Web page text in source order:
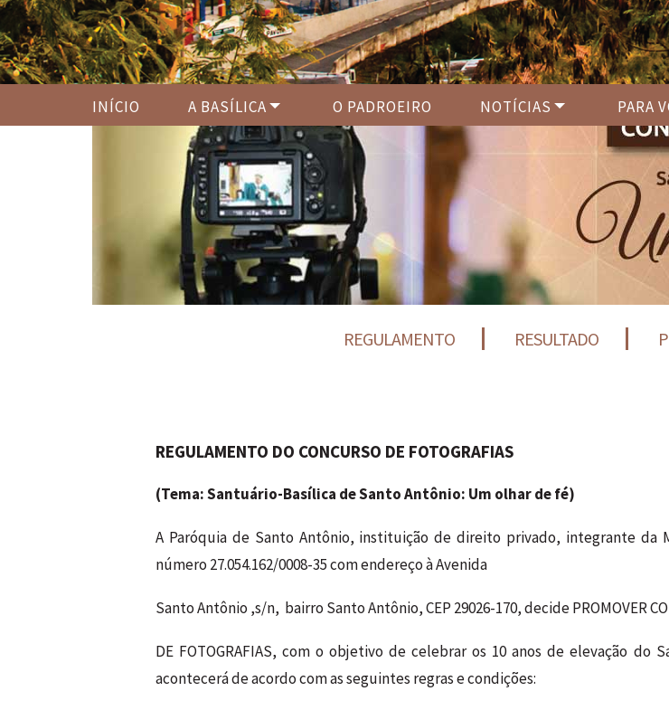
INÍCIO A BASÍLICA O PADROEIRO NOTÍCIAS PARA
REGULAMENTO RESULTADO
REGULAMENTO DO CONCURSO DE FOTOGRAFIAS
(Tema: Santuário-Basílica de Santo Antônio: Um olhar de fé)
A Paróquia de Santo Antônio, instituição de direito privado, integrante da
número 27.054.162/0008-35 com endereço à Avenida
Santo Antônio ,s/n, bairro Santo Antônio, CEP 29026-170, decide PROMOVER
DE FOTOGRAFIAS, com o objetivo de celebrar os 10 anos de elevação
acontecerá de acordo com as seguintes regras e condições: